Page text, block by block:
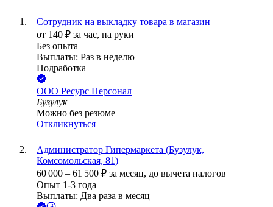
Сотрудник на выкладку товара в магазин
от 140 ₽ за час, на руки
Без опыта
Выплаты: Раз в неделю
Подработка
ООО Ресурс Персонал
Бузулук
Можно без резюме
Откликнуться
Администратор Гипермаркета (Бузулук,
Комсомольская, 81)
60 000 – 61 500 ₽ за месяц, до вычета налогов
Опыт 1-3 года
Выплаты: Два раза в месяц